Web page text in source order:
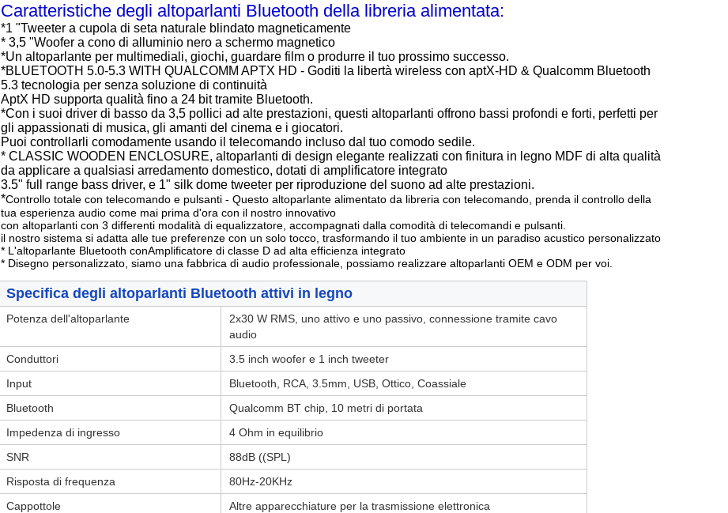
Caratteristiche degli altoparlanti Bluetooth della libreria alimentata:
*1 "Tweeter a cupola di seta naturale blindato magneticamente
* 3,5 "Woofer a cono di alluminio nero a schermo magnetico
*Un altoparlante per multimediali, giochi, guardare film o produrre il tuo prossimo successo.
*BLUETOOTH 5.0-5.3 WITH QUALCOMM APTX HD - Goditi la libertà wireless con aptX-HD & Qualcomm Bluetooth
5.3 tecnologia per senza soluzione di continuità
AptX HD supporta qualità fino a 24 bit tramite Bluetooth.
*Con i suoi driver di basso da 3,5 pollici ad alte prestazioni, questi altoparlanti offrono bassi profondi e forti, perfetti per
gli appassionati di musica, gli amanti del cinema e i giocatori.
Puoi controllarli comodamente usando il telecomando incluso dal tuo comodo sedile.
* C LASSIC WOODEN ENCLOSURE, altoparlanti di design elegante realizzati con finitura in legno MDF di alta qualità
da applicare a qualsiasi arredamento domestico, dotati di amplificatore integrato
3.5" full range bass driver, e 1" silk dome tweeter per riproduzione del suono ad alte prestazioni.
*Controllo totale con telecomando e pulsanti - Questo altoparlante alimentato da libreria con telecomando, prenda il controllo della
tua esperienza audio come mai prima d'ora con il nostro innovativo
con altoparlanti con 3 differenti modalità di equalizzatore, accompagnati dalla comodità di telecomandi e pulsanti.
il nostro sistema si adatta alle tue preferenze con un solo tocco, trasformando il tuo ambiente in un paradiso acustico personalizzato
* L'altoparlante Bluetooth conAmplificatore di classe D ad alta efficienza integrato
* Disegno personalizzato, siamo una fabbrica di audio professionale, possiamo realizzare altoparlanti OEM e ODM per voi.
Specifica degli altoparlanti Bluetooth attivi in legno
Potenza dell'altoparlante
2x30 W RMS, uno attivo e uno passivo, connessione tramite cavo
audio
Conduttori
3.5 inch woofer e 1 inch tweeter
Input
Bluetooth, RCA, 3.5mm, USB, Ottico, Coassiale
Bluetooth
Qualcomm BT chip, 10 metri di portata
Impedenza di ingresso
4 Ohm in equilibrio
SNR
88dB ((SPL)
Risposta di frequenza
80Hz-20KHz
Cappottole
Altre apparecchiature per la trasmissione elettronica